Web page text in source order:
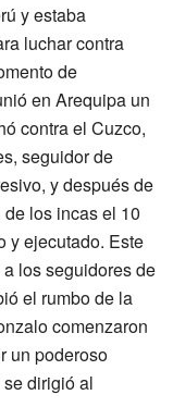
y estaba
luchar contra
de
en Arequipa un
contra el Cuzco,
seguidor de
y después de
los incas el 10
y ejecutado. Este
los seguidores de
el rumbo de la
comenzaron
un poderoso
dirigió al